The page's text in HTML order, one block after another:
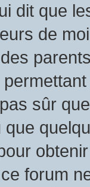
dit que
de
sûr
forum